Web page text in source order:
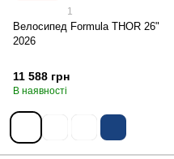
1
Велосипед Formula THOR 26"
2026
11 588 грн
В наявності